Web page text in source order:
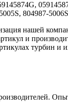
804987-
нашей
и
турбин и